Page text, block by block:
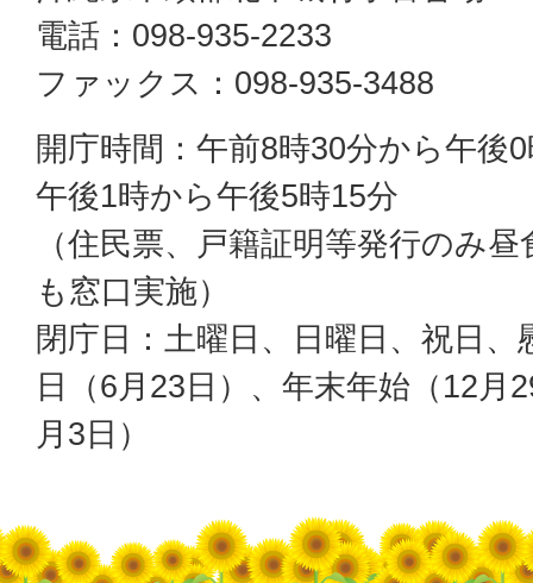
電話：098-935-2233
ファックス：098-935-3488
開庁時間：午前8時30分から午後
午後1時から午後5時15分
（住民票、戸籍証明等発行のみ昼
も窓口実施）
閉庁日：土曜日、日曜日、祝日、
日（6月23日）、年末年始（12月
月3日）